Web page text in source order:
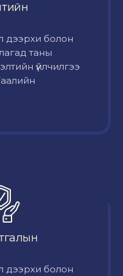
дээрхи болон
таны
үйлчилгээ
дээрхи болон